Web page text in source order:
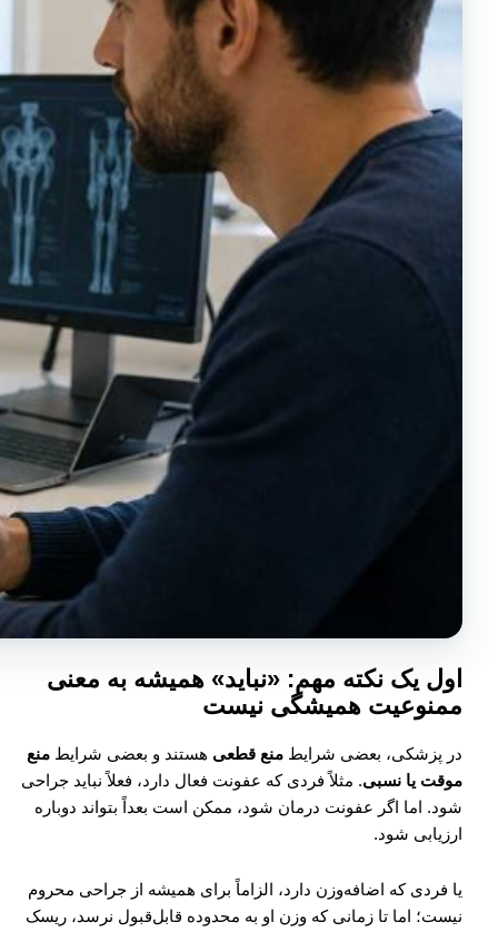
اول یک نکته مهم: «نباید» همیشه به معنی
ممنوعیت همیشگی نیست
در پزشکی، بعضی شرایطمنع قطعیهستند و بعضی شرایطمنع
موقت یا نسبی. مثلاً فردی که عفونت فعال دارد، فعلاً نباید جراحی
شود. اما اگر عفونت درمان شود، ممکن است بعداً بتواند دوباره
ارزیابی شود.
یا فردی که اضافه‌وزن دارد، الزاماً برای همیشه از جراحی محروم
نیست؛ اما تا زمانی که وزن او به محدوده قابل‌قبول نرسد، ریسک